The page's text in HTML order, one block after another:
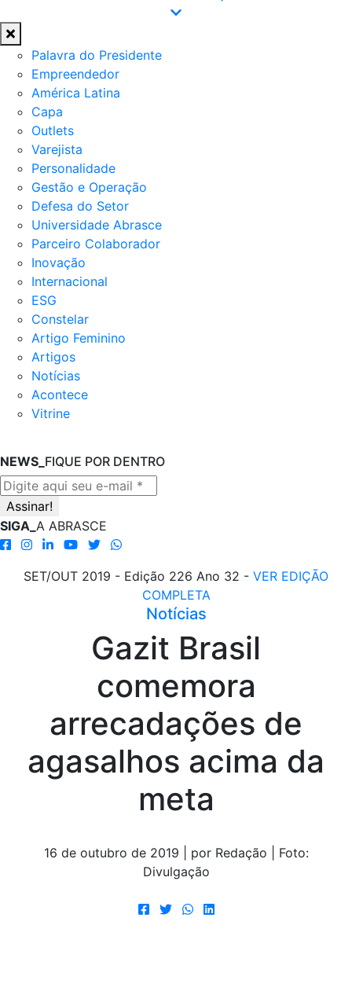
Palavra do Presidente
Empreendedor
América Latina
Capa
Outlets
Varejista
Personalidade
Gestão e Operação
Defesa do Setor
Universidade Abrasce
Parceiro Colaborador
Inovação
Internacional
ESG
Constelar
Artigo Feminino
Artigos
Notícias
Acontece
Vitrine
NEWS_ FIQUE POR DENTRO
SIGA_ A ABRASCE
SET/OUT 2019 - Edição 226 Ano 32 - VER EDIÇÃO
COMPLETA
Notícias
Gazit Brasil
comemora
arrecadações de
agasalhos acima da
meta
16 de outubro de 2019 | por Redação | Foto:
Divulgação